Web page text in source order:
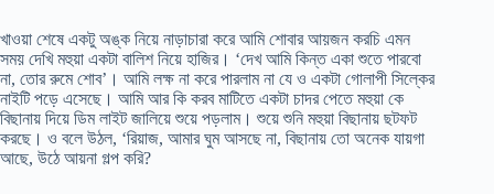
খাওয়া শেষে একটু অঙ্ক নিয়ে নাড়াচারা করে আমি শোবার আয়জন করচি এমন
সময় দেখি মহুয়া একটা বালিশ নিয়ে হাজির। ‘দেখ আমি কিন্ত একা শুতে পারবো
না, তোর রুমে শোব’। আমি লক্ষ না করে পারলাম না যে ও একটা গোলাপী সিল্কের
নাইটি পড়ে এসেছে। আমি আর কি করব মাটিতে একটা চাদর পেতে মহুয়া কে
বিছানায় দিয়ে ডিম লাইট জালিয়ে শুয়ে পড়লাম। শুয়ে শুনি মহুয়া বিছানায় ছটফট
করছে। ও বলে উঠল, ‘রিয়াজ, আমার ঘুম আসছে না, বিছানায় তো অনেক যায়গা
আছে, উঠে আয়না গল্প করি?